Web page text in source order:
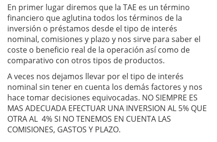
En primer lugar diremos que la TAE es un término
financiero que aglutina todos los términos de la
inversión o préstamos desde el tipo de interés
nominal, comisiones y plazo y nos sirve para saber el
coste o beneficio real de la operación así como de
comparativo con otros tipos de productos.
A veces nos dejamos llevar por el tipo de interés
nominal sin tener en cuenta los demás factores y nos
hace tomar decisiones equivocadas. NO SIEMPRE ES
MAS ADECUADA EFECTUAR UNA INVERSION AL 5% QUE
OTRA AL 4% SI NO TENEMOS EN CUENTA LAS
COMISIONES, GASTOS Y PLAZO.